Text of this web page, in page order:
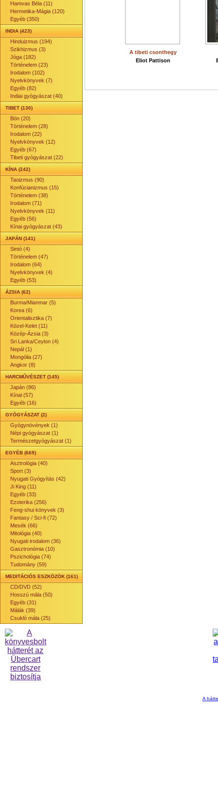
Hamvas Béla (11)
Hermetika-Mágia (120)
Egyéb (350)
INDIA (423)
Hinduizmus (194)
Szikhizmus (3)
Jóga (182)
Történelem (23)
Irodalom (102)
Nyelvkönyvek (7)
Egyéb (82)
Indiai gyógyászat (40)
TIBET (130)
Bön (20)
Történelem (28)
Irodalom (22)
Nyelvkönyvek (12)
Egyéb (67)
Tibeti gyógyászat (22)
KÍNA (242)
Taoizmus (90)
Konfúcianizmus (15)
Történelem (38)
Irodalom (71)
Nyelvkönyvek (11)
Egyéb (56)
Kínai gyógyászat (43)
JAPÁN (141)
Sintó (4)
Történelem (47)
Irodalom (64)
Nyelvkönyvek (4)
Egyéb (53)
ÁZSIA (62)
Burma/Mianmar (5)
Korea (6)
Orientalisztika (7)
Közel-Kelet (11)
Közép-Ázsia (3)
Sri Lanka/Ceylon (4)
Nepál (1)
Mongólia (27)
Angkor (8)
HARCMŰVÉSZET (145)
Japán (86)
Kínai (57)
Egyéb (16)
GYÓGYÁSZAT (2)
Gyógynövények (1)
Népi gyógyászat (1)
Természetgyógyászat (1)
EGYÉB (669)
Asztrológia (40)
Sport (3)
Nyugati Gyógyítás (42)
Ji King (11)
Egyéb (33)
Ezoterika (256)
Feng-shui könyvek (3)
Fantasy / Sci-fi (72)
Mesék (66)
Mitológia (40)
Nyugati irodalom (36)
Gasztronómia (10)
Pszichológia (74)
Tudomány (59)
MEDITÁCIÓS ESZKÖZÖK (161)
CD/DVD (52)
Hosszú mála (50)
Egyéb (31)
Málák (39)
Csukló mála (25)
A tibeti csonthegy
Eliot Pattison
A